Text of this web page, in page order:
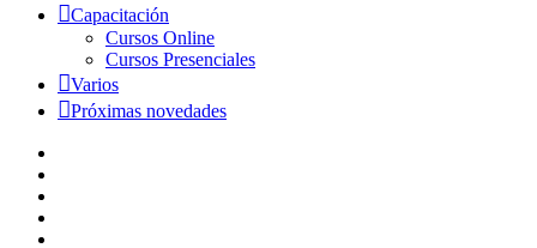
Capacitación
Cursos Online
Cursos Presenciales
Varios
Próximas novedades